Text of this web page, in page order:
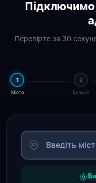
Перевірте за 30
1
Місто
2
Вулиця